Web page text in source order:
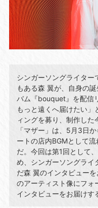
シンガーソングライタ
もある森 翼が、自身の
バム『bouquet』を配信
もっと遠くへ届けたい
ィングを募り、制作し
「マザー」は、5月3日
ートの店内BGMとして
だ。今回は第1回として
め、シンガーソングライ
だ森 翼のインタビュー
のアーティスト像にフォ
インタビューをお届けす